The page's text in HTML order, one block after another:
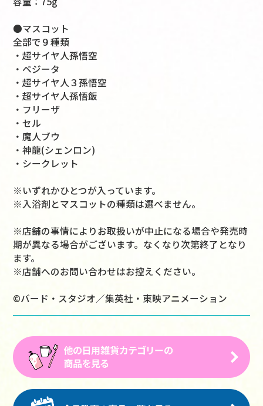
●マスコット
全部で９種類
・超サイヤ人孫悟空
・ベジータ
・超サイヤ人３孫悟空
・超サイヤ人孫悟飯
・フリーザ
・セル
・魔人ブウ
・神龍(シェンロン)
・シークレット
※いずれかひとつが入っています。
※入浴剤とマスコットの種類は選べません。
※店舗の事情によりお取扱いが中止になる場合や発売時
期が異なる場合がございます。なくなり次第終了となり
ます。
※店舗へのお問い合わせはお控えください。
©バード・スタジオ／集英社・東映アニメーション